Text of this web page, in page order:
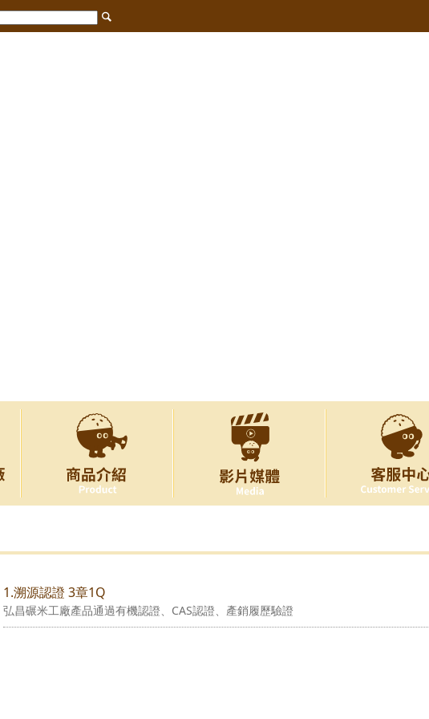
1.溯源認證 3章1Q
弘昌碾米工廠產品通過有機認證、CAS認證、產銷履歷驗證